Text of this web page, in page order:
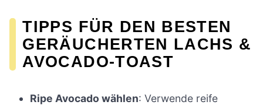
TIPPS FÜR DEN BESTEN
GERÄUCHERTEN LACHS &
AVOCADO-TOAST
Ripe Avocado wählen: Verwende reife